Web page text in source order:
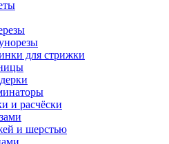
для стрижки
и расчёски
и шерстью